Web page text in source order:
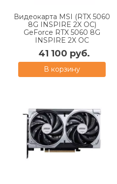
Видеокарта MSI (RTX 5060
8G INSPIRE 2X OC)
GeForce RTX 5060 8G
INSPIRE 2X OC
41 100 руб.
В корзину